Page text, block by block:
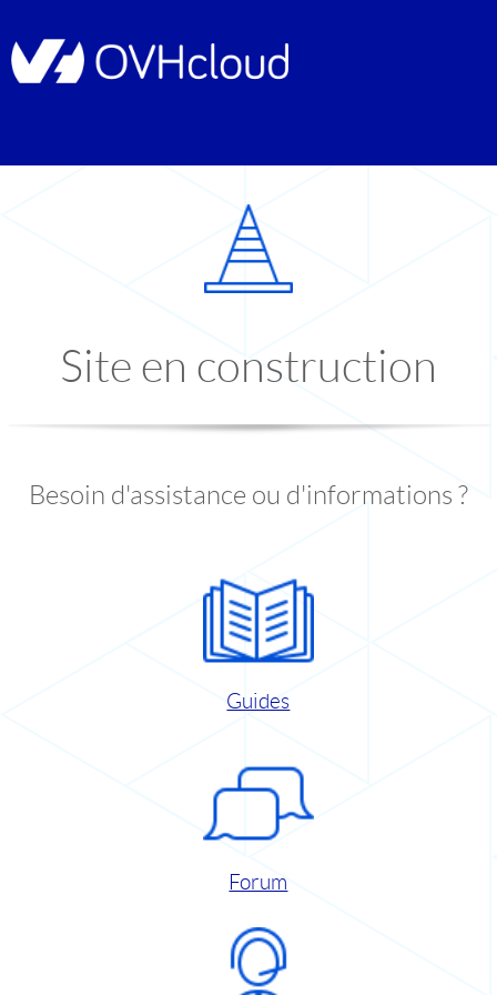
Site en construction
Besoin d'assistance ou d'informations ?
Guides
Forum